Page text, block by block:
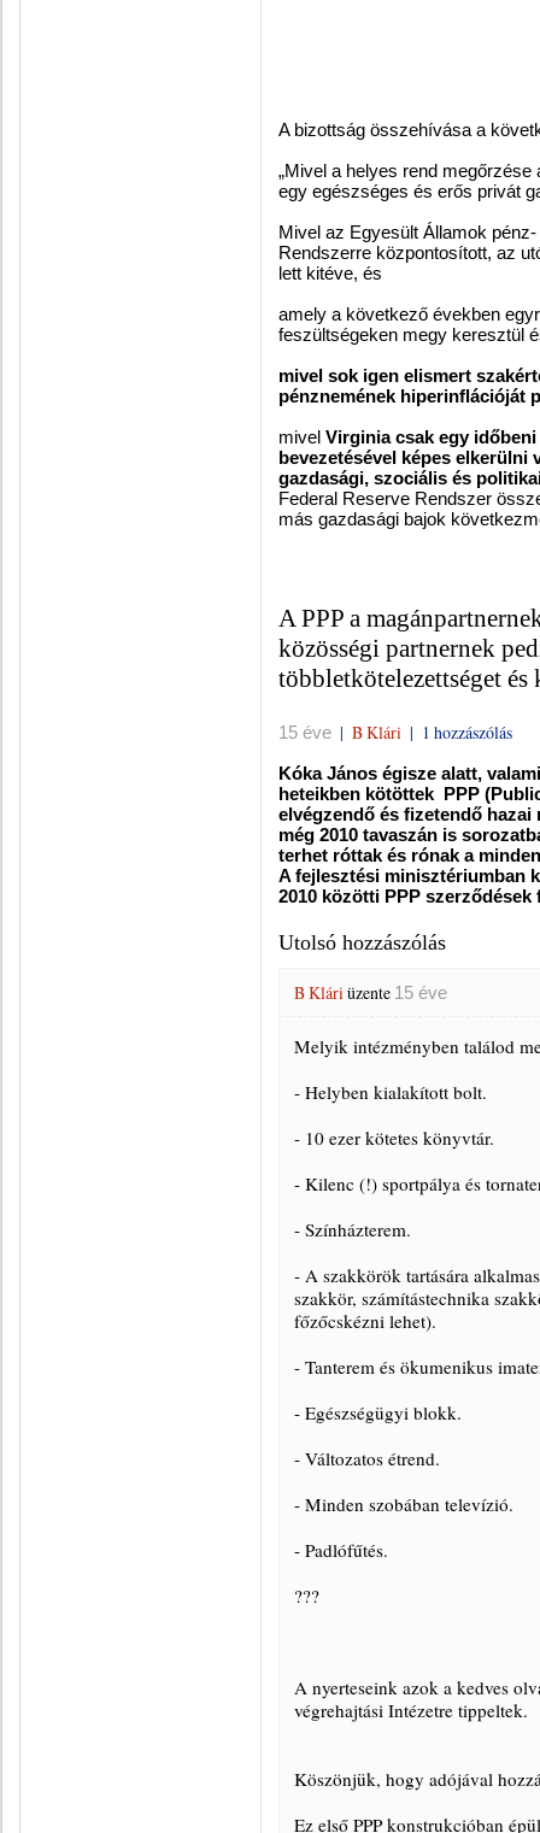
A bizottság összehívása a
„Mivel a helyes rend
egy egészséges és erős privát
Mivel az Egyesült Államok
Rendszerre központosított, az
lett kitéve, és
amely a következő években
feszültségeken megy keresztül
mivel sok igen elismert
pénznemének hiperinflációját
mivel Virginia csak egy időbeni
bevezetésével képes elkerülni
gazdasági, szociális és
Federal Reserve Rendszer
más gazdasági bajok
A PPP a
közösségi partnernek
többletkötelezettséget és
15 éve | B Klári | 1 hozzászólás
Kóka János égisze alatt,
heteikben kötöttek PPP
elvégzendő és fizetendő hazai
még 2010 tavaszán is
terhet róttak és rónak a
A fejlesztési minisztériumban
2010 közötti PPP
Utolsó hozzászólás
B Kláriüzente 15 éve
Melyik intézményben találod
- Helyben kialakított bolt.
- 10 ezer kötetes könyvtár.
- Kilenc (!) sportpálya és
- Színházterem.
- A szakkörök tartására
szakkör, számítástechnika
főzőcskézni lehet).
- Tanterem és ökumenikus
- Egészségügyi blokk.
- Változatos étrend.
- Minden szobában televízió.
- Padlófűtés.
???
A nyerteseink azok a kedves
végrehajtási Intézetre tippeltek.
Köszönjük, hogy adójával
Ez első PPP konstrukcióban